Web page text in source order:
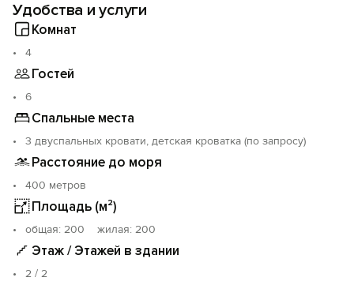
бассейн сборный каркасный, большая беседка,
мангал, садовая качель.
Транспортная развязка, продуктовые магазины в
шаговой доступности (2 мин.), пляж (5 мин.).
Удобства и услуги
Комнат
4
Гостей
6
Спальные места
3 двуспальных кровати, детская кроватка (по запросу)
Расстояние до моря
400 метров
Площадь (м²)
oбщая: 200 жилая: 200
Этаж / Этажей в здании
2 / 2